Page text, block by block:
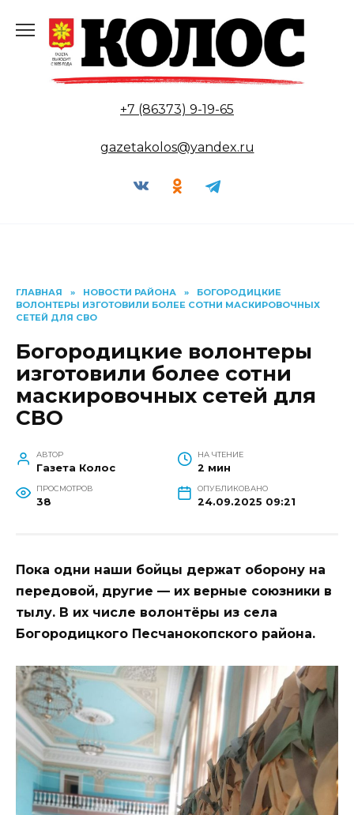
содержанию
+7 (86373) 9-19-65
gazetakolos@yandex.ru
ГЛАВНАЯ » НОВОСТИ РАЙОНА »
БОГОРОДИЦКИЕ
ВОЛОНТЕРЫ ИЗГОТОВИЛИ БОЛЕЕ СОТНИ МАСКИРОВОЧНЫХ
СЕТЕЙ ДЛЯ СВО
Богородицкие волонтеры
изготовили более сотни
маскировочных сетей для
СВО
АВТОР
Газета Колос
НА ЧТЕНИЕ
2 мин
ПРОСМОТРОВ
38
ОПУБЛИКОВАНО
24.09.2025 09:21
Пока одни наши бойцы держат оборону на
передовой, другие — их верные союзники в
тылу. В их числе волонтёры из села
Богородицкого Песчанокопского района.